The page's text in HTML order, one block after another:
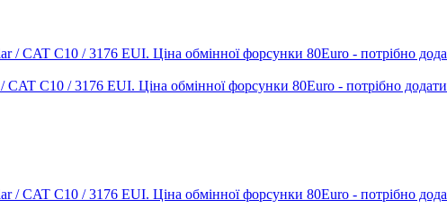
C10 / 3176 EUI. Ціна обмінної форсунки 80Euro - потрібно